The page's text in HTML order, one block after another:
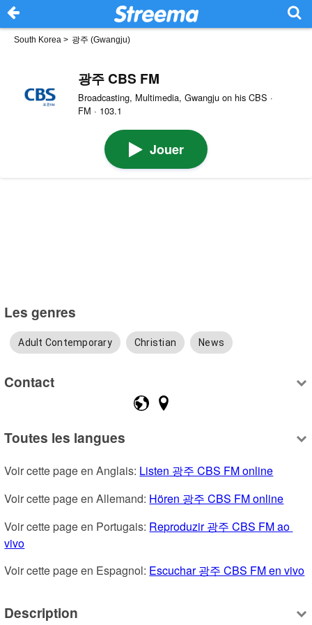
South Korea > 광주 (Gwangju)
광주 CBS FM
Broadcasting, Multimedia, Gwangju on his CBS ·
FM · 103.1
Jouer
Les genres
Adult Contemporary Christian News
Contact
Toutes les langues
Voir cette page en Anglais: Listen 광주 CBS FM online
Voir cette page en Allemand: Hören 광주 CBS FM online
Voir cette page en Portugais: Reproduzir 광주 CBS FM ao
vivo
Voir cette page en Espagnol: Escuchar 광주 CBS FM en vivo
Description